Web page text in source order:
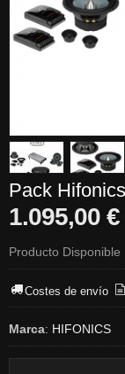
1.095,00 €
Producto Disponible
Costes de envío
Marca: HIFONICS